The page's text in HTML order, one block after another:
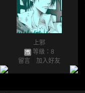
上邪
等級：8
留言
加入好友